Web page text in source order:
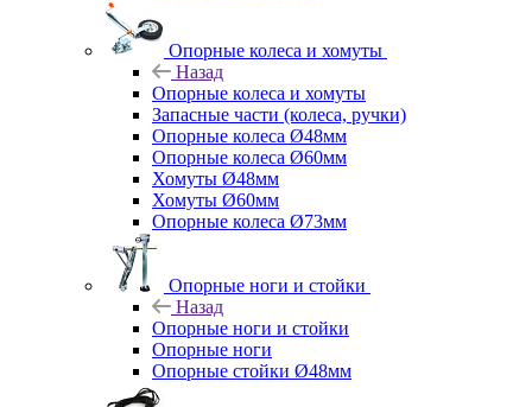
Опорные колеса и хомуты
Назад
Опорные колеса и хомуты
Запасные части (колеса, ручки)
Опорные колеса Ø48мм
Опорные колеса Ø60мм
Хомуты Ø48мм
Хомуты Ø60мм
Опорные колеса Ø73мм
Опорные ноги и стойки
Назад
Опорные ноги и стойки
Опорные ноги
Опорные стойки Ø48мм